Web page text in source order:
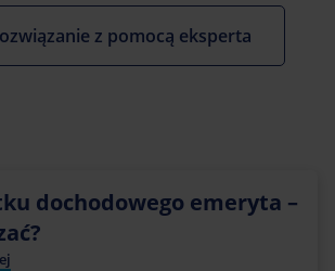
z pomocą eksperta
dochodowego emeryta –